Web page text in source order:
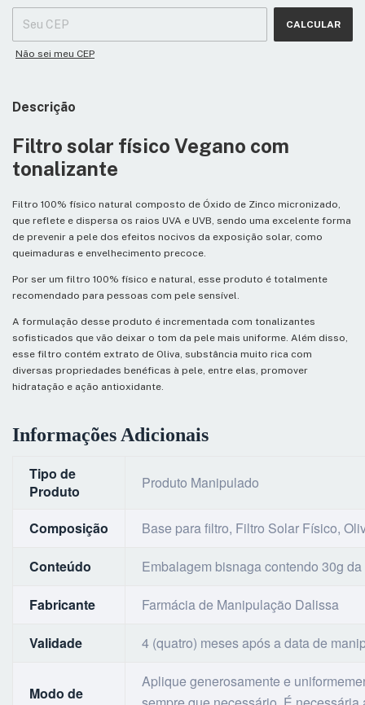
CALCULAR
Não sei meu CEP
Descrição
Filtro solar físico Vegano com
tonalizante
Filtro 100% físico natural composto de Óxido de Zinco micronizado,
que reflete e dispersa os raios UVA e UVB, sendo uma excelente forma
de prevenir a pele dos efeitos nocivos da exposição solar, como
queimaduras e envelhecimento precoce.
Por ser um filtro 100% físico e natural, esse produto é totalmente
recomendado para pessoas com pele sensível.
A formulação desse produto é incrementada com tonalizantes
sofisticados que vão deixar o tom da pele mais uniforme. Além disso,
esse filtro contém extrato de Oliva, substância muito rica com
diversas propriedades benéficas à pele, entre elas, promover
hidratação e ação antioxidante.
Informações Adicionais
Tipo de
Produto
Produto Manipulado
Composição Base para filtro, Filtro Solar Físico,
Conteúdo Embalagem bisnaga contendo 30g
Fabricante Farmácia de Manipulação Dalissa
Validade 4 (quatro) meses após a data de
Modo de
Aplique generosamente e